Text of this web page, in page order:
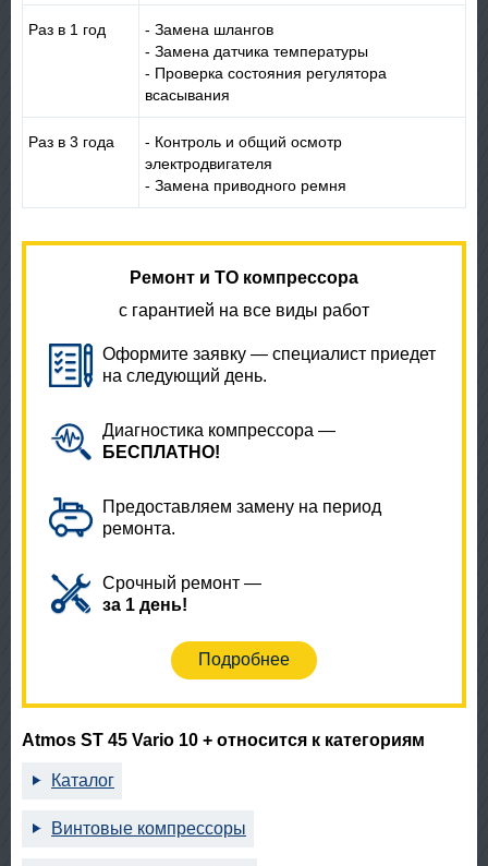
Раз в 1 год
- Замена шлангов
- Замена датчика температуры
- Проверка состояния регулятора
всасывания
Раз в 3 года
- Контроль и oбщий осмотр
электродвигателя
- Замена приводного ремня
Ремонт и ТО компрессора
с гарантией на все виды работ
Оформите заявку — специалист приедет
на следующий день.
Диагностика компрессора —
БЕСПЛАТНО!
Предоставляем замену на период
ремонта.
Срочный ремонт —
за 1 день!
Подробнее
Atmos ST 45 Vario 10 + относится к категориям
Каталог
Винтовые компрессоры